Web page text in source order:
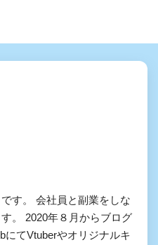
す。 会社員と副業をしな
。 2020年８月からブログ
にてVtuberやオリジナルキ